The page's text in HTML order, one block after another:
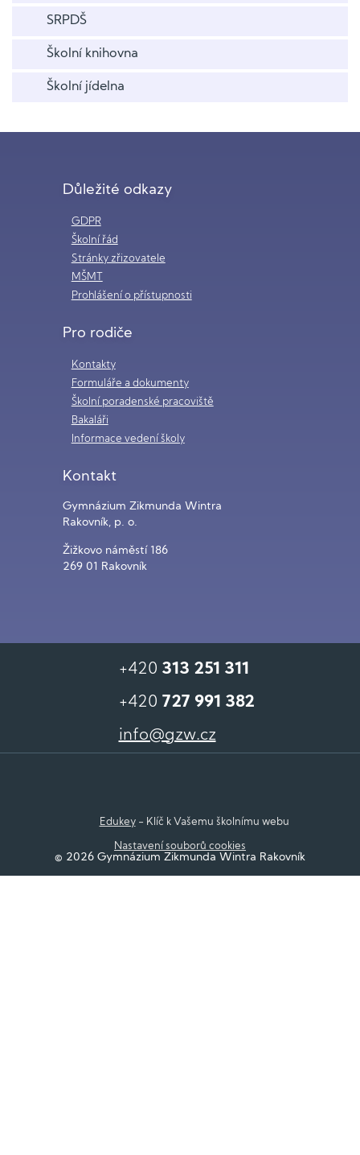
SRPDŠ
Školní knihovna
Školní jídelna
Důležité odkazy
GDPR
Školní řád
Stránky zřizovatele
MŠMT
Prohlášení o přístupnosti
Pro rodiče
Kontakty
Formuláře a dokumenty
Školní poradenské pracoviště
Bakaláři
Informace vedení školy
Kontakt
Gymnázium Zikmunda Wintra
Rakovník, p. o.
Žižkovo náměstí 186
269 01 Rakovník
+420 313 251 311
+420 727 991 382
info@gzw.cz
© 2026 Gymnázium Zikmunda Wintra Rakovník
Nastavení souborů cookies
Edukey- Klíč k Vašemu školnímu webu